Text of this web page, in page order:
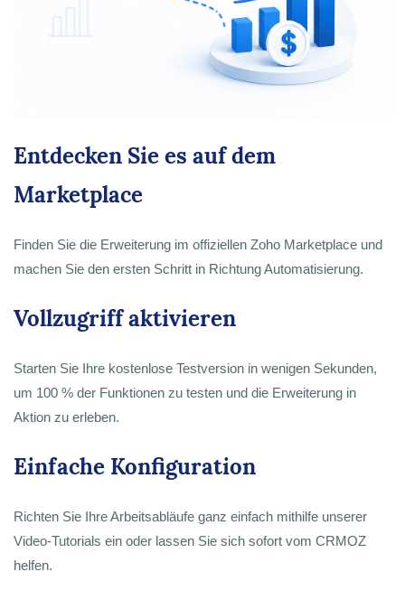
Entdecken Sie es auf dem
Marketplace
Finden Sie die Erweiterung im offiziellen Zoho Marketplace und
machen Sie den ersten Schritt in Richtung Automatisierung.
Vollzugriff aktivieren
Starten Sie Ihre kostenlose Testversion in wenigen Sekunden,
um 100 % der Funktionen zu testen und die Erweiterung in
Aktion zu erleben.
Einfache Konfiguration
Richten Sie Ihre Arbeitsabläufe ganz einfach mithilfe unserer
Video-Tutorials ein oder lassen Sie sich sofort vom CRMOZ
helfen.